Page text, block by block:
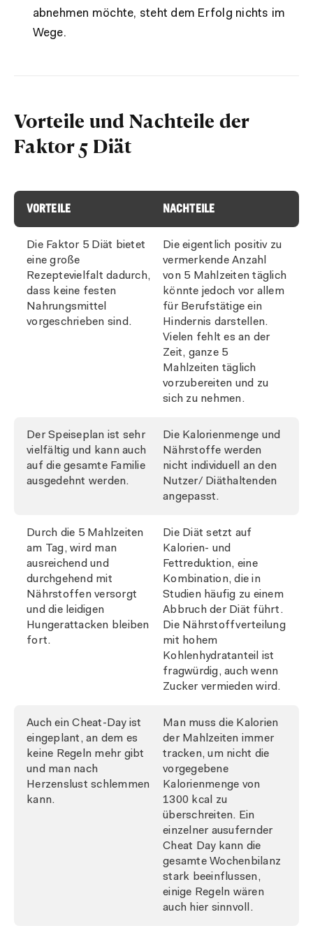
abnehmen möchte, steht dem Erfolg nichts im
Wege.
Vorteile und Nachteile der
Faktor 5 Diät
VORTEILE NACHTEILE
Die Faktor 5 Diät bietet
eine große
Rezeptevielfalt dadurch,
dass keine festen
Nahrungsmittel
vorgeschrieben sind.
Die eigentlich positiv zu
vermerkende Anzahl
von 5 Mahlzeiten täglich
könnte jedoch vor allem
für Berufstätige ein
Hindernis darstellen.
Vielen fehlt es an der
Zeit, ganze 5
Mahlzeiten täglich
vorzubereiten und zu
sich zu nehmen.
Der Speiseplan ist sehr
vielfältig und kann auch
auf die gesamte Familie
ausgedehnt werden.
Die Kalorienmenge und
Nährstoffe werden
nicht individuell an den
Nutzer/ Diäthaltenden
angepasst.
Durch die 5 Mahlzeiten
am Tag, wird man
ausreichend und
durchgehend mit
Nährstoffen versorgt
und die leidigen
Hungerattacken bleiben
fort.
Die Diät setzt auf
Kalorien- und
Fettreduktion, eine
Kombination, die in
Studien häufig zu einem
Abbruch der Diät führt.
Die Nährstoffverteilung
mit hohem
Kohlenhydratanteil ist
fragwürdig, auch wenn
Zucker vermieden wird.
Auch ein Cheat-Day ist
eingeplant, an dem es
keine Regeln mehr gibt
und man nach
Herzenslust schlemmen
kann.
Man muss die Kalorien
der Mahlzeiten immer
tracken, um nicht die
vorgegebene
Kalorienmenge von
1300 kcal zu
überschreiten. Ein
einzelner ausufernder
Cheat Day kann die
gesamte Wochenbilanz
stark beeinflussen,
einige Regeln wären
auch hier sinnvoll.